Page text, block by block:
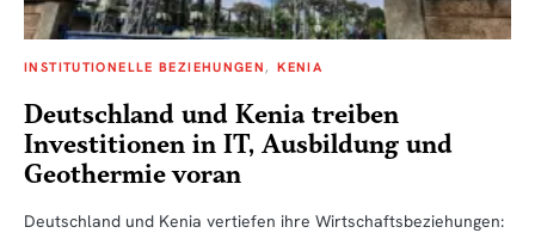
INSTITUTIONELLE BEZIEHUNGEN KENIA
Deutschland und Kenia treiben
Investitionen in IT, Ausbildung und
Geothermie voran
Deutschland und Kenia vertiefen ihre Wirtschaftsbeziehungen: